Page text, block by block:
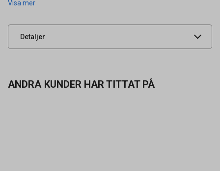
Visa mer
Detaljer
Leverantörens
UNSPSC 42132200
ANDRA KUNDER HAR TITTAT PÅ